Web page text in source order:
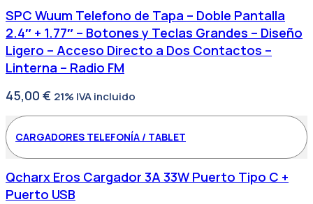
SPC Wuum Telefono de Tapa – Doble Pantalla
2.4″ + 1.77″ – Botones y Teclas Grandes – Diseño
Ligero – Acceso Directo a Dos Contactos –
Linterna – Radio FM
45,00 € 21% IVA incluido
CARGADORES TELEFONÍA / TABLET
Qcharx Eros Cargador 3A 33W Puerto Tipo C +
Puerto USB